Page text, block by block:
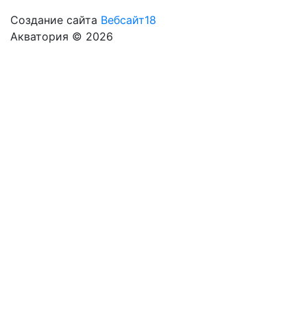
Создание сайта Вебсайт18
Акватория © 2026